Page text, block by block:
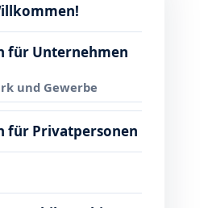
für Unternehmen
und Gewerbe
für Privatpersonen